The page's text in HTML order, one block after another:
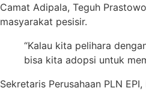
Camat Adipala, Teguh
masyarakat pesisir.
“Kalau kita pelihara
bisa kita adopsi untuk
Sekretaris Perusahaan PLN